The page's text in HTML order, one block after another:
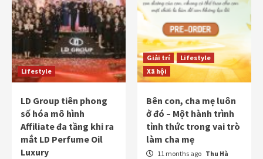
Lifestyle
LD Group tiên phong
số hóa mô hình
Affiliate đa tầng khi ra
mắt LD Perfume Oil
Luxury
Giải trí
Lifestyle
Xã hội
Bên con, cha mẹ luôn
ở đó – Một hành trình
tỉnh thức trong vai trò
làm cha mẹ
11 months ago Thu Hà